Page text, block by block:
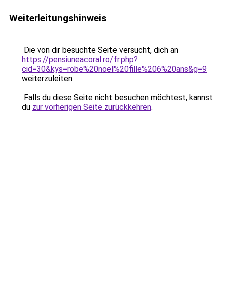
Weiterleitungshinweis
Die von dir besuchte Seite versucht, dich an
https://pensiuneacoral.ro/fr.php?
cid=30&kys=robe%20noel%20fille%206%20ans&g=9
weiterzuleiten.
Falls du diese Seite nicht besuchen möchtest, kannst
du zur vorherigen Seite zurückkehren.